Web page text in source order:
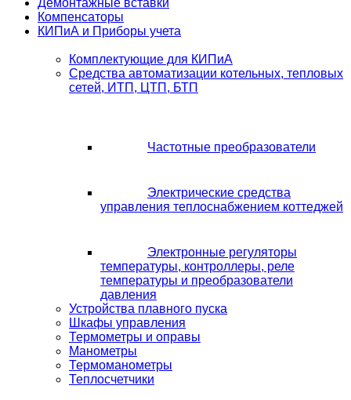
Демонтажные вставки
Компенсаторы
КИПиА и Приборы учета
Комплектующие для КИПиА
Средства автоматизации котельных, тепловых
сетей, ИТП, ЦТП, БТП
Частотные преобразователи
Электрические средства
управления теплоснабжением коттеджей
Электронные регуляторы
температуры, контроллеры, реле
температуры и преобразователи
давления
Устройства плавного пуска
Шкафы управления
Термометры и оправы
Манометры
Термоманометры
Теплосчетчики